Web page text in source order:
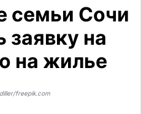
семьи Сочи
заявку на
на жилье
freepik.com